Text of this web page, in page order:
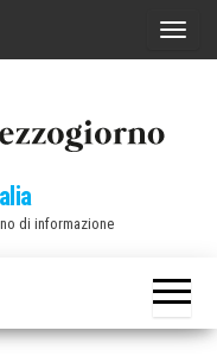
C
a
v
di informazione